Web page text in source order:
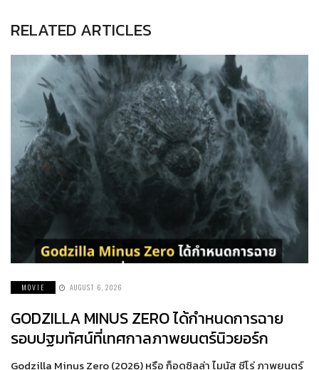
RELATED ARTICLES
MOVIE AUGUST 6, 2026
GODZILLA MINUS ZERO ได้กำหนดการฉาย
รอบปฐมทัศน์ที่เทศกาลภาพยนตร์นิวยอร์ก
Godzilla Minus Zero (2026) หรือ ก็อดซิลล่า ไมนัส ซีโร่ ภาพยนตร์